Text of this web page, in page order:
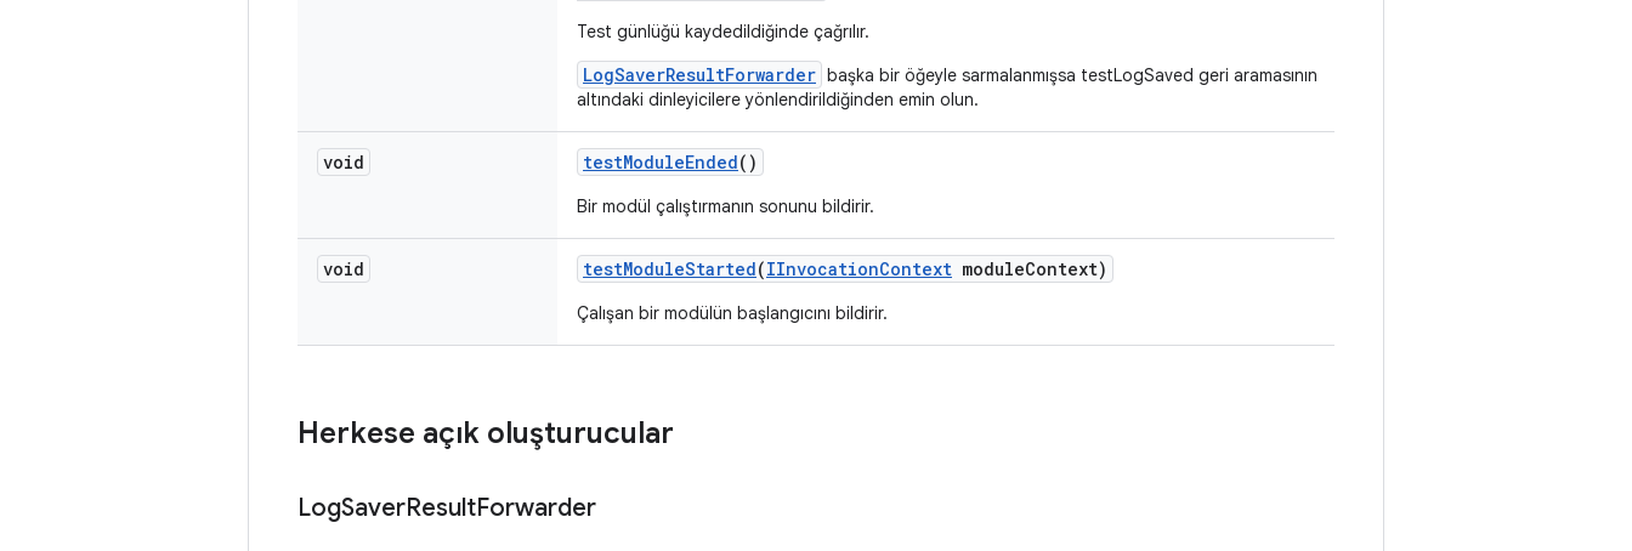
Test günlüğü kaydedildiğinde çağrılır.
LogSaverResultForwarder başka bir öğeyle sarmalanmışsa testLogSaved geri aramasının
altındaki dinleyicilere yönlendirildiğinden emin olun.
void testModuleEnded()
Bir modül çalıştırmanın sonunu bildirir.
void testModuleStarted(IInvocationContext moduleContext)
Çalışan bir modülün başlangıcını bildirir.
Herkese açık oluşturucular
LogSaverResultForwarder